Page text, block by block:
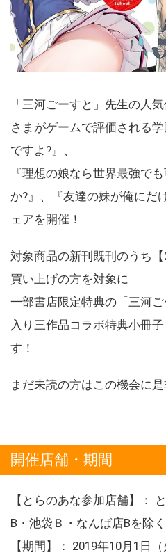
「三河ごーすと」先生の人
さまがゲームで評価される
ですよ?』、
『理想の娘なら世界最強で
か?』、『友達の妹が俺にだ
ェアを開催！
対象商品の新刊既刊のうち
買い上げの方を対象に
一部書店限定特典の「三河
入り三作品コラボ特典小冊
す！
まだ未読の方はこの機会に
開催店舗・期間
【とらのあな参加店舗】：
B・池袋Ｂ・なんば店Bを除
【期間】： 2019年10月1日